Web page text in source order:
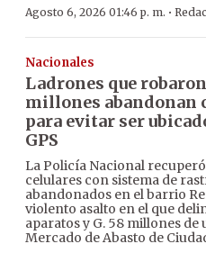
Agosto 6, 2026 01:46 p. m. ·
Nacionales
Ladrones que
millones abandonan
para evitar ser
GPS
La Policía Nacional
celulares con sistema de
abandonados en el barrio
violento asalto en el que
aparatos y G. 58 millones
Mercado de Abasto de